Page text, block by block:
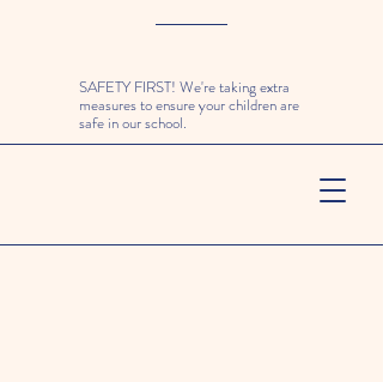
SAFETY FIRST! We're taking extra
measures to ensure your children are
safe in our school.